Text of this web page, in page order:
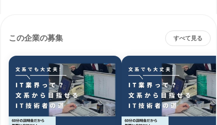
この企業の募集 すべて見る